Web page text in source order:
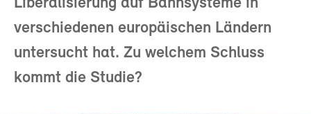
Liberalisierung auf Bahnsysteme in
verschiedenen europäischen Ländern
untersucht hat. Zu welchem Schluss
kommt die Studie?